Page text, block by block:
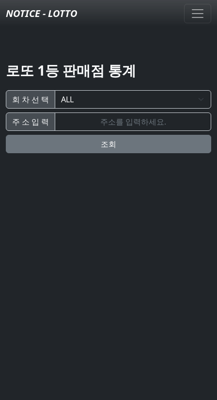
NOTICE - LOTTO
로또 1등 판매점 통계
회 차 선 택
주 소 입 력
조회